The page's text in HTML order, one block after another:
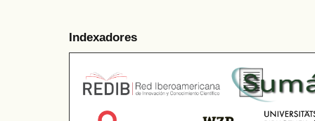
Indexadores